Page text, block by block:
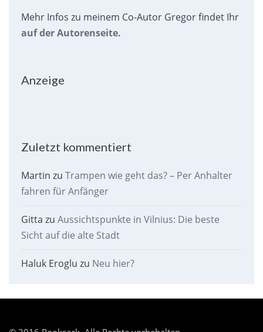
Mehr Infos zu meinem Co-Autor Gregor findet Ihr
auf der Autorenseite.
Anzeige
Zuletzt kommentiert
Martin zu Trampen wie geht das? – Per Anhalter
fahren für Anfänger
Gitta zu Aussichtspunkte in Vilnius: Die beste
Sicht auf die alte Stadt
Haluk Eroglu zu Neu hier?